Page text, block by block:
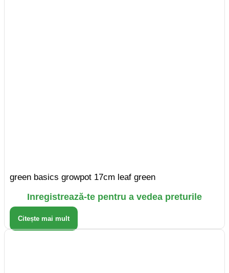
green basics growpot 17cm leaf green
Inregistrează-te pentru a vedea preturile
Citește mai mult